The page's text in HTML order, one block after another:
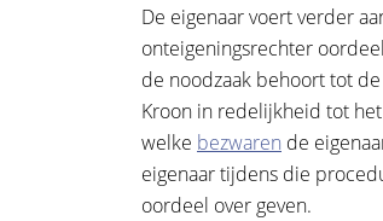
De eigenaar voert verder
onteigeningsrechter
de noodzaak behoort tot
Kroon in redelijkheid tot
welke bezwaren de
eigenaar tijdens die
oordeel over geven.